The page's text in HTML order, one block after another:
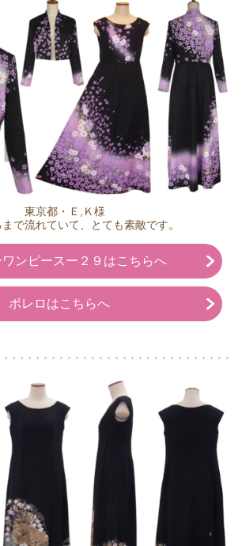
東京都・Ｅ,Ｋ様
で流れていて、とても素敵です。
ンピースー２９はこちらへ
ボレロはこちらへ